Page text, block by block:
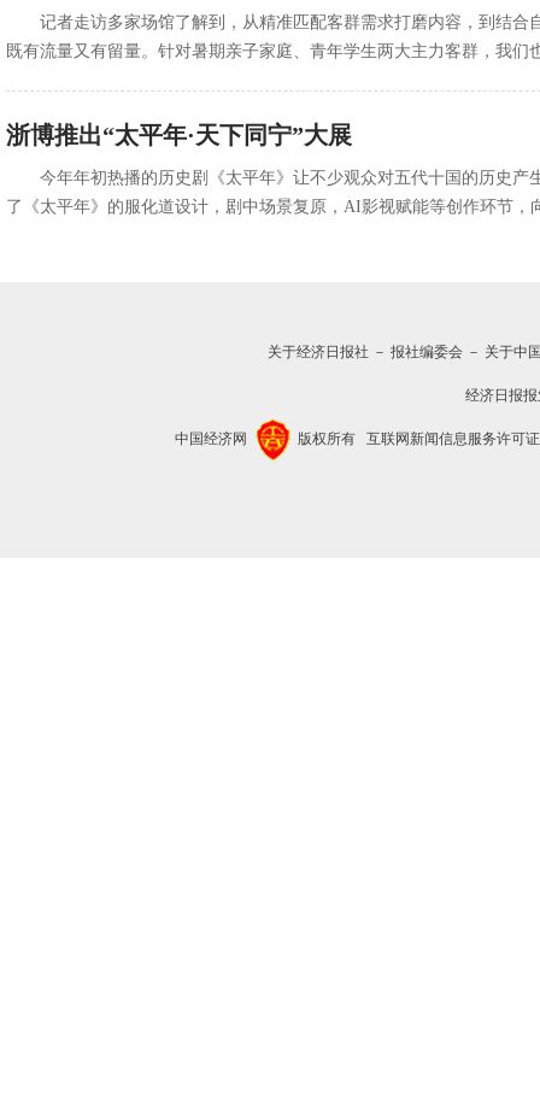
记者走访多家场馆了解到，从精准匹配客群需求打磨内容，到结
既有流量又有留量。针对暑期亲子家庭、青年学生两大主力客群，我
浙博推出“太平年·天下同宁”大展
今年年初热播的历史剧《太平年》让不少观众对五代十国的历史
了《太平年》的服化道设计，剧中场景复原，AI影视赋能等创作环节
关于经济日报社 － 报社编委会 － 关于中
经济日报
中国经济网 版权所有 互联网新闻信息服务许可证